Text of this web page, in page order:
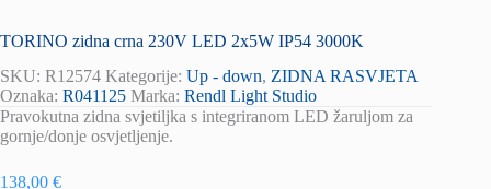
TORINO zidna crna 230V LED 2x5W IP54 3000K
SKU: R12574 Kategorije: Up - down, ZIDNA RASVJETA
Oznaka: R041125 Marka: Rendl Light Studio
Pravokutna zidna svjetiljka s integriranom LED žaruljom za
gornje/donje osvjetljenje.
138,00 €